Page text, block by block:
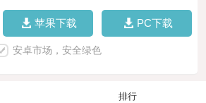
苹果下载 PC下载
安卓市场，安全绿色
排行